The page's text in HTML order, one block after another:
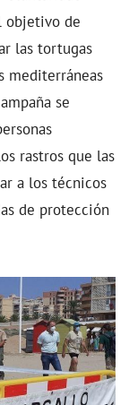
objetivo de
las tortugas
mediterráneas
se
rastros que las
a los técnicos
de protección